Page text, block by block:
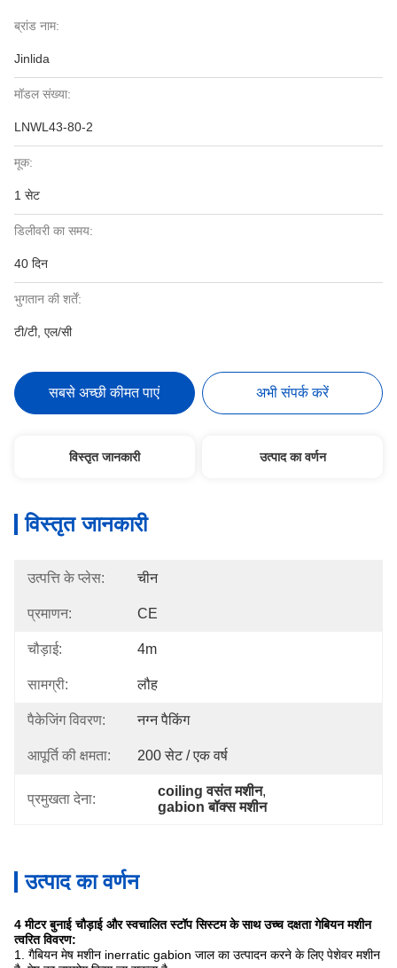
ब्रांड नाम:
Jinlida
मॉडल संख्या:
LNWL43-80-2
मूक:
1 सेट
डिलीवरी का समय:
40 दिन
भुगतान की शर्तें:
टी/टी, एल/सी
सबसे अच्छी कीमत पाएं अभी संपर्क करें
विस्तृत जानकारी उत्पाद का वर्णन
विस्तृत जानकारी
उत्पत्ति के प्लेस: चीन
प्रमाणन: CE
चौड़ाई: 4m
सामग्री: लौह
पैकेजिंग विवरण: नग्न पैकिंग
आपूर्ति की क्षमता: 200 सेट / एक वर्ष
प्रमुखता देना:
coiling वसंत मशीन,
gabion बॉक्स मशीन
उत्पाद का वर्णन
4 मीटर बुनाई चौड़ाई और स्वचालित स्टॉप सिस्टम के साथ उच्च दक्षता गेबियन मशीन
त्वरित विवरण:
1. गैबियन मेष मशीन inerratic gabion जाल का उत्पादन करने के लिए पेशेवर मशीन